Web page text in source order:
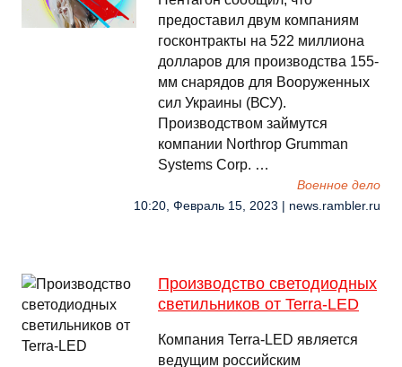
предоставил двум компаниям
госконтракты на 522 миллиона
долларов для производства 155-
мм снарядов для Вооруженных
сил Украины (ВСУ).
Производством займутся
компании Northrop Grumman
Systems Corp. …
Военное дело
10:20, Февраль 15, 2023 | news.rambler.ru
Производство светодиодных
светильников от Terra-LED
Компания Terra-LED является
ведущим российским